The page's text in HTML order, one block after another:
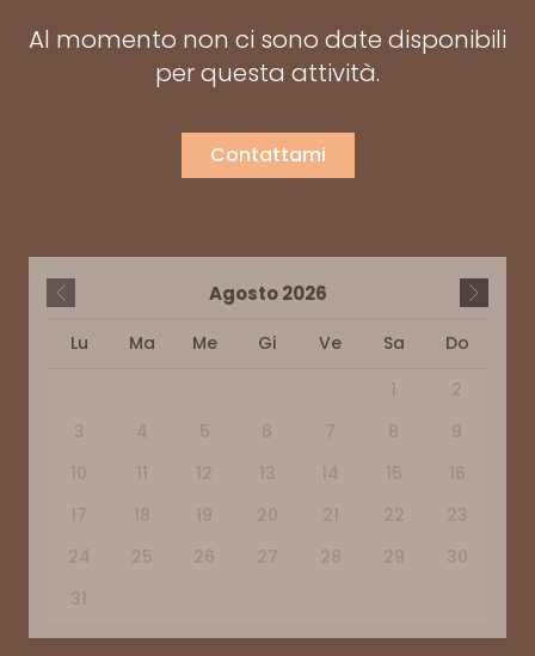
Al momento non ci sono date disponibili
per questa attività.
Contattami
Agosto 2026
Lu Ma Me Gi Ve Sa
Do
1
2
3
4 5 6 7 8
9
10
11 12 13 14 15
16
17
18 19 20 21 22
23
24
25 26 27 28 29
30
31